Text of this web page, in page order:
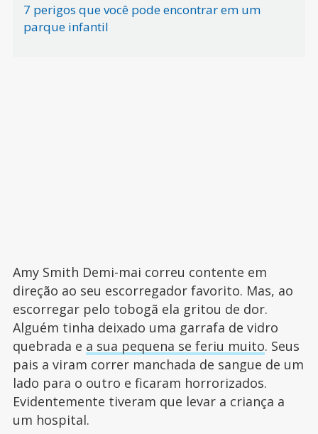
7 perigos que você pode encontrar em um
parque infantil
Amy Smith Demi-mai correu contente em
direção ao seu escorregador favorito. Mas, ao
escorregar pelo tobogã ela gritou de dor.
Alguém tinha deixado uma garrafa de vidro
quebrada e a sua pequena se feriu muito. Seus
pais a viram correr manchada de sangue de um
lado para o outro e ficaram horrorizados.
Evidentemente tiveram que levar a criança a
um hospital.